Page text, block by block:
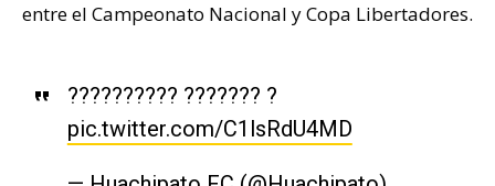
entre el Campeonato Nacional y Copa Libertadores.
?????????? ??????? ?
pic.twitter.com/C1lsRdU4MD